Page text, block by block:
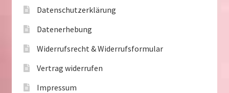
Datenschutzerklärung
Datenerhebung
Widerrufsrecht & Widerrufsformular
Vertrag widerrufen
Impressum